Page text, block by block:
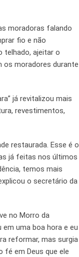
moradoras falando
fio e não
telhado, ajeitar o
os moradores durante
já revitalizou mais
revestimentos,
restaurada. Esse é o
já feitas nos últimos
temos mais
o secretário da
no Morro da
em uma boa hora e eu
reformar, mas surgia
fé em Deus que ele